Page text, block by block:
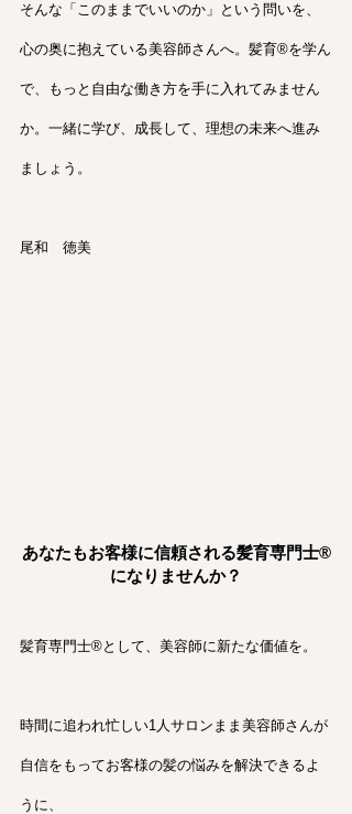
そんな「このままでいいのか」という問いを、
心の奥に抱えている美容師さんへ。髪育®︎を学ん
で、もっと自由な働き方を手に入れてみません
か。一緒に学び、成長して、理想の未来へ進み
ましょう。
尾和　徳美
あなたもお客様に信頼される髪育専門士®︎
になりませんか？
髪育専門士®︎として、美容師に新たな価値を。
時間に追われ忙しい1人サロンまま美容師さんが
自信をもってお客様の髪の悩みを解決できるよ
うに、